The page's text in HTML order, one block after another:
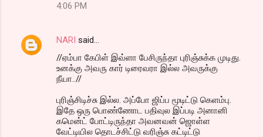
4:06 PM
NARI said…
//ஏம்பா கேபிள் இவ்ளா பேசிருந்தா புரிஞ்சுக்க முடிது.
உனக்கு அவரு கார் டிரைவரா இல்ல அவருக்கு
நீயா..//
புரிஞ்சிடிச்சு இல்ல. அப்போ ஜிப்ப மூடிட்டு கெளம்பு.
இதே ஒரு பொண்ணோட பதிவுல இப்படி அனானி
கமென்ட் போட்டிருந்தா அவனவன் ஜொள்ள
வேட்டியில தொடச்சிட்டு வரிஞ்சு கட்டிட்டு